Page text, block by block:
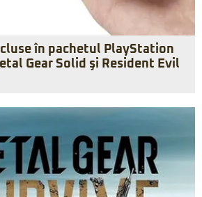
în pachetul PlayStation
Gear Solid şi Resident Evil